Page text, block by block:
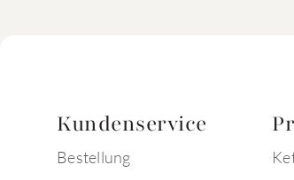
Kundenservice
Bestellung